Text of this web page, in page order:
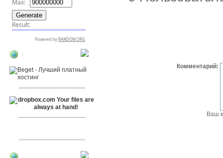
с:
Комментарий:
Ваш